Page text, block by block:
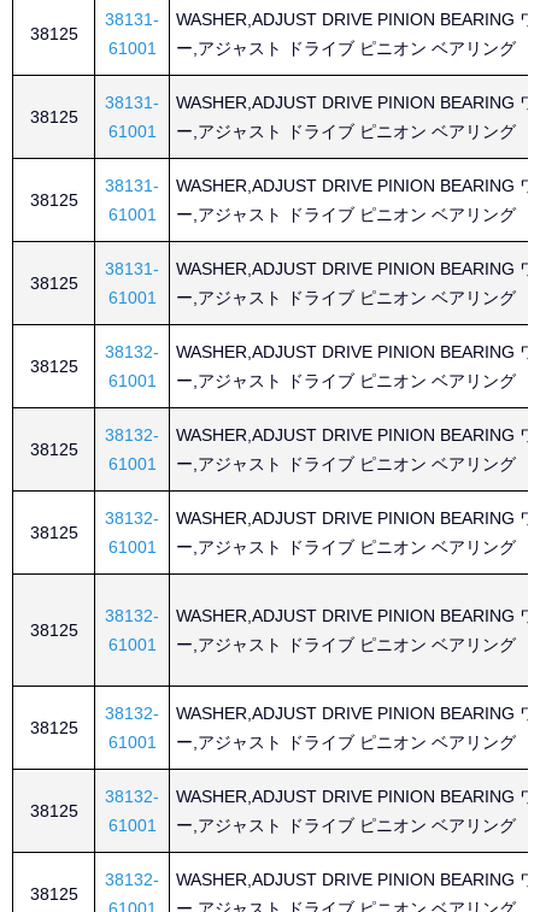
38125
38131-
61001
WASHER,ADJUST DRIVE PINION BEARING
ー,アジャスト ドライブ ピニオン ベアリング
38125
38131-
61001
WASHER,ADJUST DRIVE PINION BEARING
ー,アジャスト ドライブ ピニオン ベアリング
38125
38131-
61001
WASHER,ADJUST DRIVE PINION BEARING
ー,アジャスト ドライブ ピニオン ベアリング
38125
38131-
61001
WASHER,ADJUST DRIVE PINION BEARING
ー,アジャスト ドライブ ピニオン ベアリング
38125
38132-
61001
WASHER,ADJUST DRIVE PINION BEARING
ー,アジャスト ドライブ ピニオン ベアリング
38125
38132-
61001
WASHER,ADJUST DRIVE PINION BEARING
ー,アジャスト ドライブ ピニオン ベアリング
38125
38132-
61001
WASHER,ADJUST DRIVE PINION BEARING
ー,アジャスト ドライブ ピニオン ベアリング
38125
38132-
61001
WASHER,ADJUST DRIVE PINION BEARING
ー,アジャスト ドライブ ピニオン ベアリング
38125
38132-
61001
WASHER,ADJUST DRIVE PINION BEARING
ー,アジャスト ドライブ ピニオン ベアリング
38125
38132-
61001
WASHER,ADJUST DRIVE PINION BEARING
ー,アジャスト ドライブ ピニオン ベアリング
38125
38132-
WASHER,ADJUST DRIVE PINION BEARING